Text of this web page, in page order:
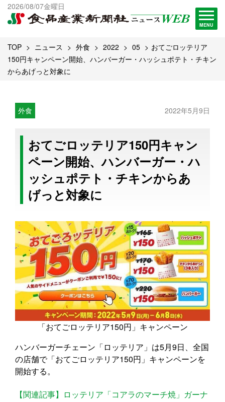
2026/08/07金曜日
MENU
出版物一覧へ
試読・購読申し込み
TOP ニュース 外食 2022 05
おてごロッテリア
150円キャンペーン開始、ハンバーガー・ハッシュポテト・チキン
からあげっと対象に
外食 2022年5月9日
おてごロッテリア150円キャン
ペーン開始、ハンバーガー・ハ
ッシュポテト・チキンからあ
げっと対象に
「おてごロッテリア150円」キャンペーン
ハンバーガーチェーン「ロッテリア」は5月9日、全国
の店舗で「おてごロッテリア150円」キャンペーンを
開始する。
【関連記事】ロッテリア「コアラのマーチ焼」ガーナ